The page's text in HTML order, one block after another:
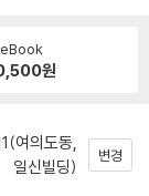
eBook
원
여의도동,
일신빌딩)
변경